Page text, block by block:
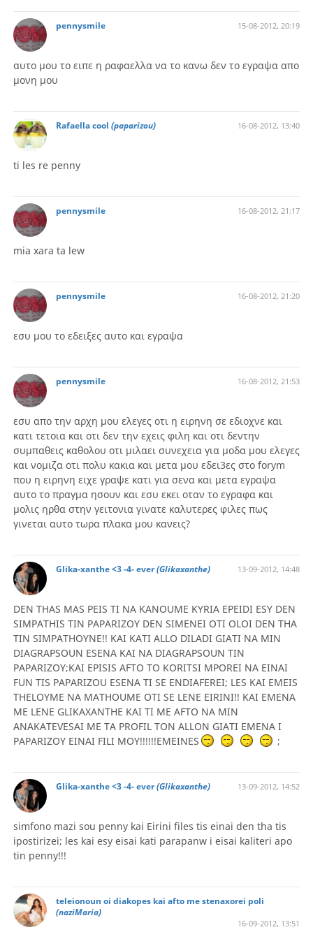
pennysmile 15-08-2012, 20:19
αυτο μου το ειπε η ραφαελλα να το κανω δεν το εγραψα απο
μονη μου
Rafaella cool (paparizou) 16-08-2012, 13:40
ti les re penny
pennysmile 16-08-2012, 21:17
mia xara ta lew
pennysmile 16-08-2012, 21:20
εσυ μου το εδειξες αυτο και εγραψα
pennysmile 16-08-2012, 21:53
εσυ απο την αρχη μου ελεγες οτι η ειρηνη σε εδιοχνε και
κατι τετοια και οτι δεν την εχεις φιλη και οτι δεντην
συμπαθεις καθολου οτι μιλαει συνεχεια για μοδα μου ελεγες
και νομιζα οτι πολυ κακια και μετα μου εδει3ες στο forym
που η ειρηνη ειχε γραψε κατι για σενα και μετα εγραψα
αυτο το πραγμα ησουν και εσυ εκει οταν το εγραφα και
μολις ηρθα στην γειτονια γινατε καλυτερες φιλες πως
γινεται αυτο τωρα πλακα μου κανεις?
Glika-xanthe <3 -4- ever(Glikaxanthe) 13-09-2012, 14:48
DEN THAS MAS PEIS TI NA KANOUME KYRIA EPEIDI ESY DEN
SIMPATHIS TIN PAPARIZOY DEN SIMENEI OTI OLOI DEN THA
TIN SIMPATHOYNE!! KAI KATI ALLO DILADI GIATI NA MIN
DIAGRAPSOUN ESENA KAI NA DIAGRAPSOUN TIN
PAPARIZOY;KAI EPISIS AFTO TO KORITSI MPOREI NA EINAI
FUN TIS PAPARIZOU ESENA TI SE ENDIAFEREI; LES KAI EMEIS
THELOYME NA MATHOUME OTI SE LENE EIRINI!! KAI EMENA
ME LENE GLIKAXANTHE KAI TI ME AFTO NA MIN
ANAKATEVESAI ME TA PROFIL TON ALLON GIATI EMENA I
PAPARIZOY EINAI FILI MOY!!!!!!EMEINES
;
Glika-xanthe <3 -4- ever(Glikaxanthe) 13-09-2012, 14:52
simfono mazi sou penny kai Eirini files tis einai den tha tis
ipostirizei; les kai esy eisai kati parapanw i eisai kaliteri apo
tin penny!!!
teleionoun oi diakopes kai afto me stenaxorei poli
(naziMaria)
16-09-2012, 13:51